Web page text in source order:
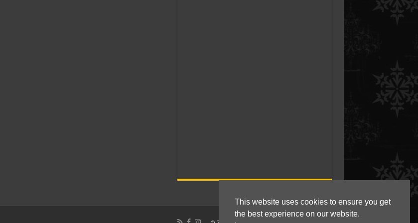
This website uses cookies to ensure you get
the best experience on our website.